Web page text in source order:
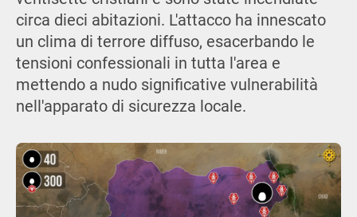
circa dieci abitazioni. L'attacco ha innescato
un clima di terrore diffuso, esacerbando le
tensioni confessionali in tutta l'area e
mettendo a nudo significative vulnerabilità
nell'apparato di sicurezza locale.